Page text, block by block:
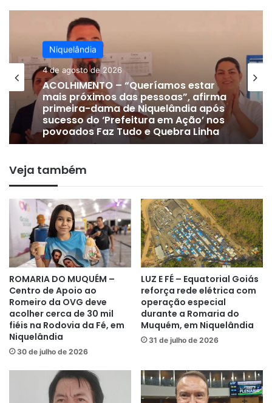
Niquelândia
4 de agosto de 2026
ACOLHIMENTO – “Queríamos estar
mais próximos das pessoas”, afirma
primeira-dama de Niquelândia após
sucesso do ‘Prefeitura em Ação’ nos
povoados Faz Tudo e Quebra Linha
Veja também
ROMARIA DO MUQUÉM –
Centro de Apoio ao
Romeiro da OVG deve
acolher cerca de 30 mil
fiéis na Rodovia da Fé, em
Niquelândia
30 de julho de 2026
LUZ E FÉ – Equatorial Goiás
reforça rede elétrica com
operação especial
durante a Romaria do
Muquém, em Niquelândia
31 de julho de 2026